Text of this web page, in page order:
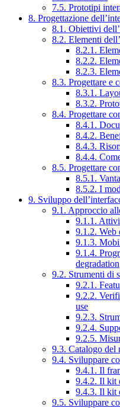
7.5. Prototipi
8. Progettazione
8.1. Obiettivi
8.2. Elementi
8.2.1.
8.2.2.
8.2.3.
8.3. Progettare e
8.3.1.
8.3.2.
8.4. Progettare
8.4.1.
8.4.2.
8.4.3.
8.4.4.
8.5. Progettare
8.5.1.
8.5.2. I
9. Sviluppo
9.1. Approccio
9.1.1.
9.1.2. Web
9.1.3.
9.1.4.
degradation
9.2. Strumenti di
9.2.1.
9.2.2.
use
9.2.3.
9.2.4.
9.2.5.
9.3. Catalogo del
9.4. Sviluppare
9.4.1. Il
9.4.2. Il kit
9.4.3. Il kit
9.5. Sviluppare